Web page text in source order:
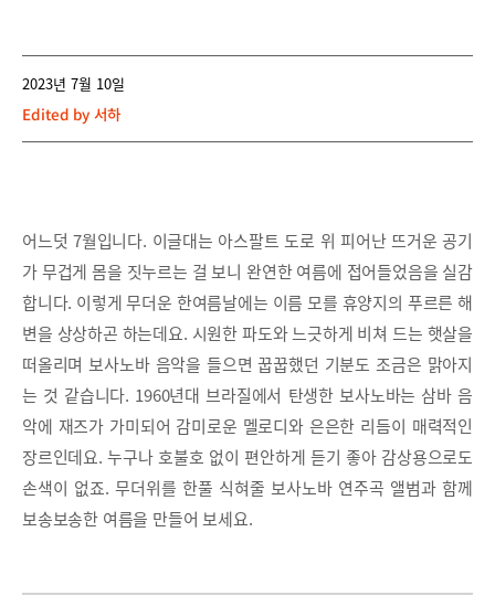
2023년 7월 10일
Edited by 서하
어느덧 7월입니다. 이글대는 아스팔트 도로 위 피어난 뜨거운 공기
가 무겁게 몸을 짓누르는 걸 보니 완연한 여름에 접어들었음을 실감
합니다. 이렇게 무더운 한여름날에는 이름 모를 휴양지의 푸르른 해
변을 상상하곤 하는데요. 시원한 파도와 느긋하게 비쳐 드는 햇살을
떠올리며 보사노바 음악을 들으면 꿉꿉했던 기분도 조금은 맑아지
는 것 같습니다. 1960년대 브라질에서 탄생한 보사노바는 삼바 음
악에 재즈가 가미되어 감미로운 멜로디와 은은한 리듬이 매력적인
장르인데요. 누구나 호불호 없이 편안하게 듣기 좋아 감상용으로도
손색이 없죠. 무더위를 한풀 식혀줄 보사노바 연주곡 앨범과 함께
보송보송한 여름을 만들어 보세요.